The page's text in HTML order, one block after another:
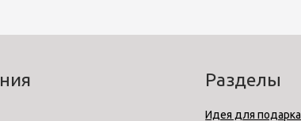
Разделы
Идея для подарка